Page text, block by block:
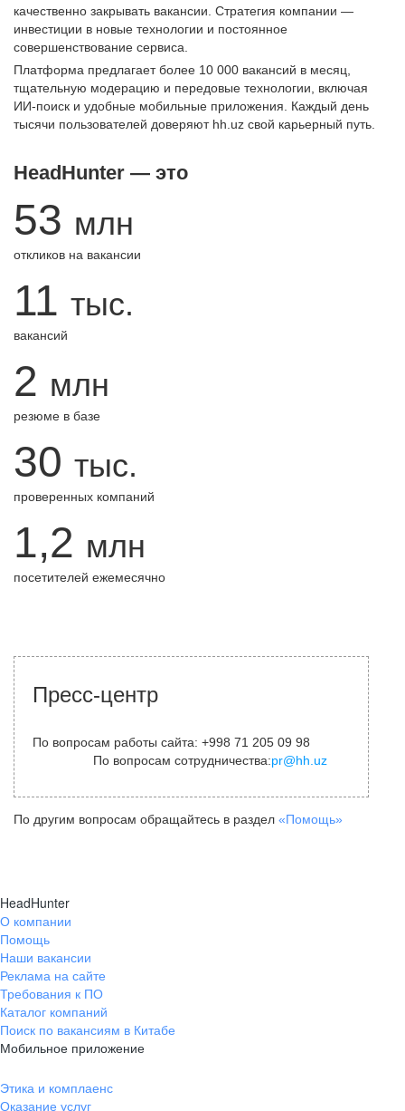
качественно закрывать вакансии. Стратегия компании —
инвестиции в новые технологии и постоянное
совершенствование сервиса.
Платформа предлагает более 10 000 вакансий в месяц,
тщательную модерацию и передовые технологии, включая
ИИ-поиск и удобные мобильные приложения. Каждый день
тысячи пользователей доверяют hh.uz свой карьерный путь.
HeadHunter — это
53 млн
откликов на вакансии
11 тыс.
вакансий
2 млн
резюме в базе
30 тыс.
проверенных компаний
1,2 млн
посетителей ежемесячно
Пресс-центр
По вопросам работы сайта: +998 71 205 09 98
По вопросам сотрудничества:pr@hh.uz
По другим вопросам обращайтесь в раздел «Помощь»
HeadHunter
О компании
Помощь
Наши вакансии
Реклама на сайте
Требования к ПО
Каталог компаний
Поиск по вакансиям в Китабе
Мобильное приложение
Этика и комплаенс
Оказание услуг